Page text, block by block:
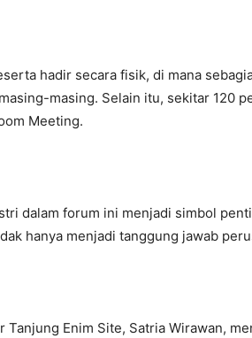
hadir secara fisik, di mana
masing. Selain itu, sekitar 120
Meeting.
dalam forum ini menjadi simbol
hanya menjadi tanggung jawab
Tanjung Enim Site, Satria Wirawan,